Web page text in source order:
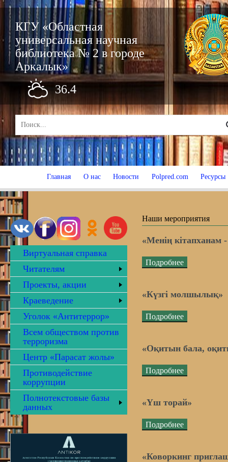
КГУ «Областная
универсальная научная
библиотека № 2 в городе
Аркалык»
36.4
Главная О нас Новости Polpred.com Ресурсы
Виртуальная справка
Читателям
Проекты, акции
Краеведение
Уголок «Антитеррор»
Всем обществом против
терроризма
Центр «Парасат жолы»
Противодействие
коррупции
Полнотекстовые базы
данных
Наши мероприятия
«Менің кітапханам
Подробнее
«Күзгі молшылық»
Подробнее
«Оқитын бала,
Подробнее
«Үш торай»
Подробнее
«Коворкинг